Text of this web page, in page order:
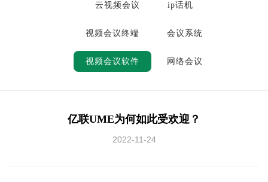
云视频会议 ip话机
视频会议终端 会议系统
视频会议软件 网络会议
亿联UME为何如此受欢迎？
2022-11-24